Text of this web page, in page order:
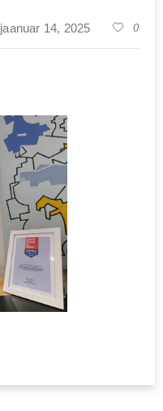
jaanuar 14, 2025 0